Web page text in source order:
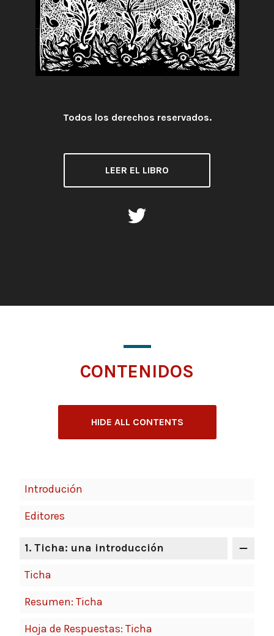
Licencia:
Todos los derechos reservados.
LEER EL LIBRO
CONTENIDOS
HIDE ALL CONTENTS
Introdución
Editores
1. Ticha: una introducción
Ticha
Resumen: Ticha
Hoja de Respuestas: Ticha